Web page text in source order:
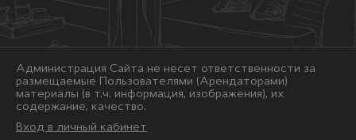
Администрация Сайта не несет ответственности за
размещаемые Пользователями (Арендаторами)
материалы (в т.ч. информация, изображения), их
содержание, качество.
Вход в личный кабинет